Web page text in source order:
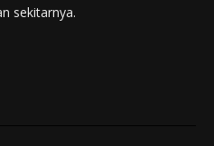
sekitarnya.